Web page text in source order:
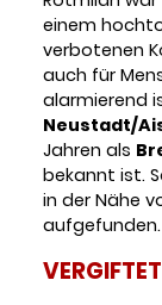
einem
verbotenen
auch für
alarmierend
Neustadt/
Jahren als
bekannt ist.
in der Nähe
aufgefunden.